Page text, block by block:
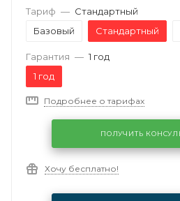
Тариф — Стандартный
Базовый
Стандартный
Гарантия — 1 год
1 год
Подробнее о тарифах
ПОЛУЧИТЬ
Хочу бесплатно!